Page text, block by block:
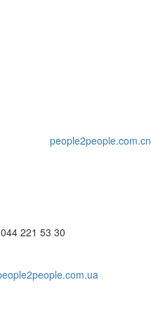
people2people.com.cn
221 53 30